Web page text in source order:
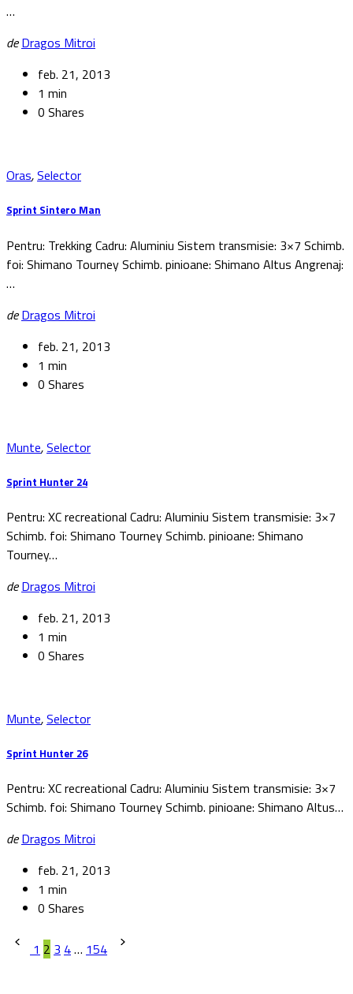
…
de Dragos Mitroi
feb. 21, 2013
1 min
0 Shares
Oras,Selector
Sprint Sintero Man
Pentru: Trekking Cadru: Aluminiu Sistem transmisie: 3×7 Schimb.
foi: Shimano Tourney Schimb. pinioane: Shimano Altus Angrenaj:
…
de Dragos Mitroi
feb. 21, 2013
1 min
0 Shares
Munte,Selector
Sprint Hunter 24
Pentru: XC recreational Cadru: Aluminiu Sistem transmisie: 3×7
Schimb. foi: Shimano Tourney Schimb. pinioane: Shimano
Tourney…
de Dragos Mitroi
feb. 21, 2013
1 min
0 Shares
Munte,Selector
Sprint Hunter 26
Pentru: XC recreational Cadru: Aluminiu Sistem transmisie: 3×7
Schimb. foi: Shimano Tourney Schimb. pinioane: Shimano Altus…
de Dragos Mitroi
feb. 21, 2013
1 min
0 Shares
Paginație
1 2 3 4… 154